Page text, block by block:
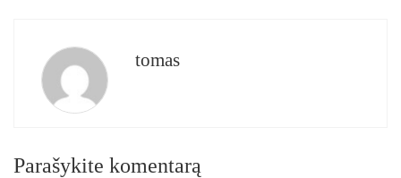
tomas
Parašykite komentarą